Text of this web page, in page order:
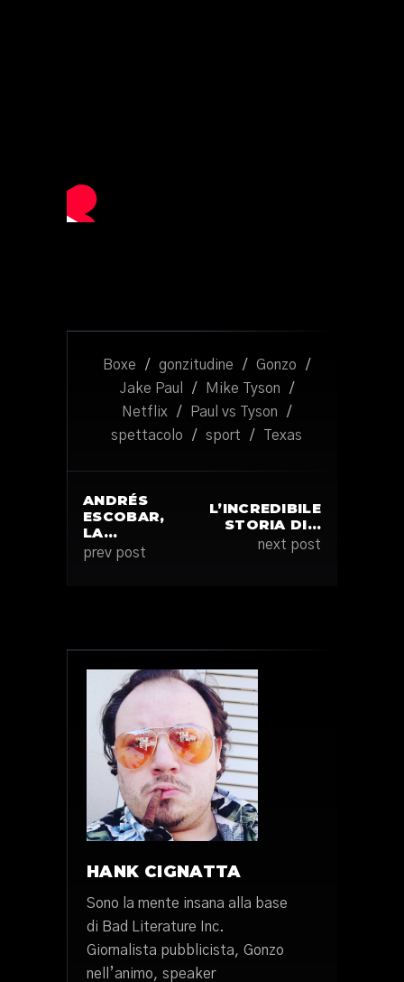
Boxe / gonzitudine / Gonzo
/
Jake Paul
/ Mike Tyson
/
Netflix
/ Paul vs Tyson
/
spettacolo
/ sport / Texas
ANDRÉS
ESCOBAR,
LA…
prev post
L’INCREDIBILE
STORIA DI…
next post
HANK CIGNATTA
Sono la mente insana alla base
di Bad Literature Inc.
Giornalista pubblicista, Gonzo
nell’animo, speaker